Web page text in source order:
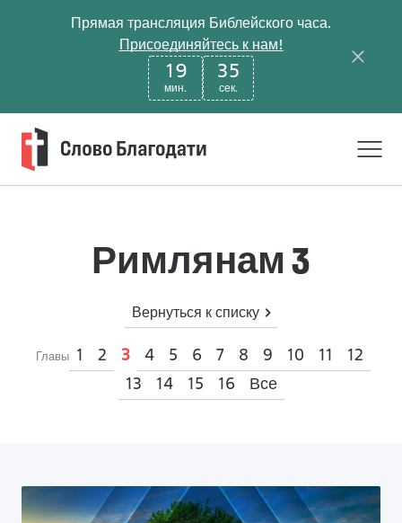
Прямая трансляция Библейского часа.
Присоединяйтесь к нам!
19
мин.
34
сек.
Римлянам 3
Вернуться к списку
Главы 1 2 3 4 5 6 7 8 9 10 11
12
13
14 15 16 Все